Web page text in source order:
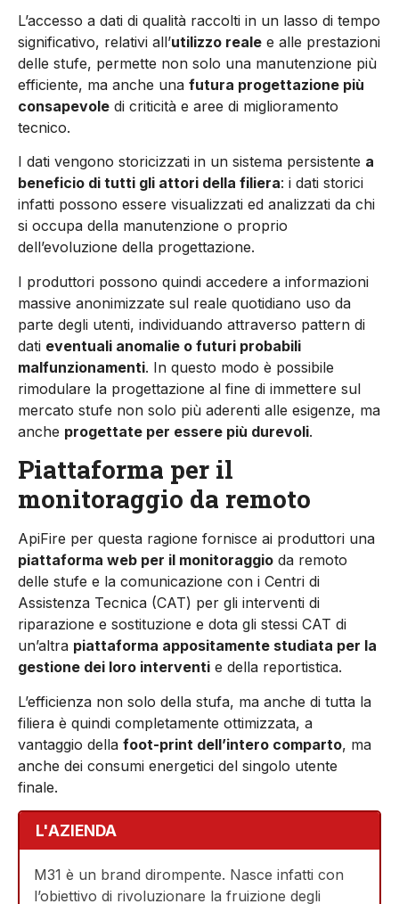
L’accesso a dati di qualità raccolti in un lasso di tempo
significativo, relativi all’utilizzo reale e alle prestazioni
delle stufe, permette non solo una manutenzione più
efficiente, ma anche una futura progettazione più
consapevole di criticità e aree di miglioramento
tecnico.
I dati vengono storicizzati in un sistema persistente a
beneficio di tutti gli attori della filiera: i dati storici
infatti possono essere visualizzati ed analizzati da chi
si occupa della manutenzione o proprio
dell’evoluzione della progettazione.
I produttori possono quindi accedere a informazioni
massive anonimizzate sul reale quotidiano uso da
parte degli utenti, individuando attraverso pattern di
dati eventuali anomalie o futuri probabili
malfunzionamenti. In questo modo è possibile
rimodulare la progettazione al fine di immettere sul
mercato stufe non solo più aderenti alle esigenze, ma
anche progettate per essere più durevoli.
Piattaforma per il
monitoraggio da remoto
ApiFire per questa ragione fornisce ai produttori una
piattaforma web per il monitoraggio da remoto
delle stufe e la comunicazione con i Centri di
Assistenza Tecnica (CAT) per gli interventi di
riparazione e sostituzione e dota gli stessi CAT di
un’altra piattaforma appositamente studiata per la
gestione dei loro interventi e della reportistica.
L’efficienza non solo della stufa, ma anche di tutta la
filiera è quindi completamente ottimizzata, a
vantaggio della foot-print dell’intero comparto, ma
anche dei consumi energetici del singolo utente
finale.
L'AZIENDA
M31 è un brand dirompente. Nasce infatti con
l’obiettivo di rivoluzionare la fruizione degli